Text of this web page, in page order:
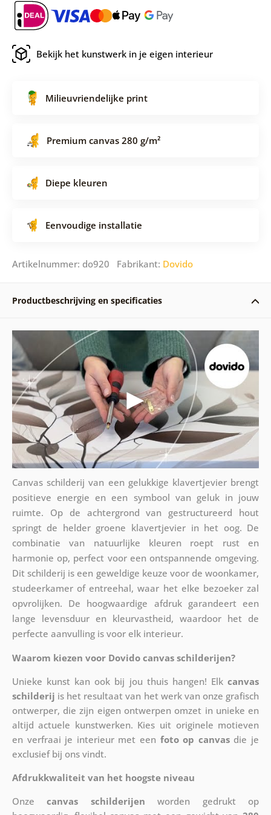
Bekijk het kunstwerk in je eigen interieur
Milieuvriendelijke print
Premium canvas 280 g/m²
Diepe kleuren
Eenvoudige installatie
Artikelnummer: do920 Fabrikant: Dovido
Productbeschrijving en specificaties
Canvas schilderij van een gelukkige klavertjevier brengt
positieve energie en een symbool van geluk in jouw
ruimte. Op de achtergrond van gestructureerd hout
springt de helder groene klavertjevier in het oog. De
combinatie van natuurlijke kleuren roept rust en
harmonie op, perfect voor een ontspannende omgeving.
Dit schilderij is een geweldige keuze voor de woonkamer,
studeerkamer of entreehal, waar het elke bezoeker zal
opvrolijken. De hoogwaardige afdruk garandeert een
lange levensduur en kleurvastheid, waardoor het de
perfecte aanvulling is voor elk interieur.
Waarom kiezen voor Dovido canvas schilderijen?
Unieke kunst kan ook bij jou thuis hangen! Elkcanvas
schilderij is het resultaat van het werk van onze grafisch
ontwerper, die zijn eigen ontwerpen omzet in unieke en
altijd actuele kunstwerken. Kies uit originele motieven
en verfraai je interieur met een foto op canvasdie je
exclusief bij ons vindt.
Afdrukkwaliteit van het hoogste niveau
Onzecanvas schilderijen worden gedrukt op